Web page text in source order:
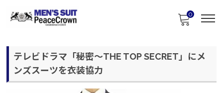
0
テレビドラマ「秘密～THE TOP SECRET」にメ
ンズスーツを衣装協力